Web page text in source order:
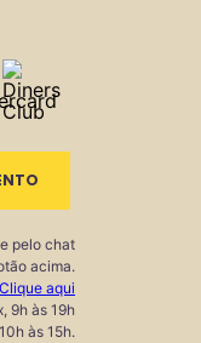
pelo chat
acima.
Clique aqui
9h às 19h
às 15h.